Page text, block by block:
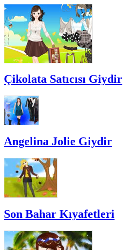
Çikolata Satıcısı Giydir
Angelina Jolie Giydir
Son Bahar Kıyafetleri